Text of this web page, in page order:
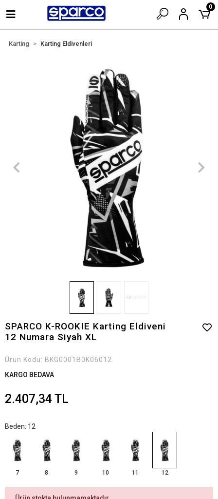
0
Karting Karting Eldivenleri
SPARCO K-ROOKIE Karting Eldiveni
12 Numara Siyah XL
Ürün Kodu: BKG0001B0K06012
KARGO BEDAVA
2.407,34 TL
Beden: 12
7 8 9 10 11 12